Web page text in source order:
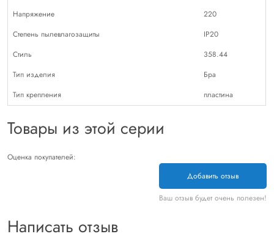
Напряжение
220
Степень пылевлагозащиты
IP20
Стиль
358.44
Тип изделия
Бра
Тип крепления
пластина
Товары из этой серии
Оценка покупателей:
Добавить отзыв
Ваш отзыв будет очень полезен!
Написать отзыв